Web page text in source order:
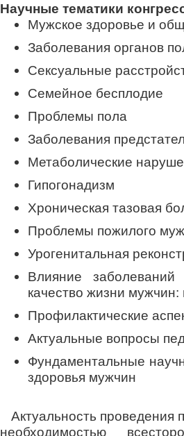
Научные тематики
Мужское здоровье и
Заболевания органов
Сексуальные
Семейное бесплодие
Проблемы пола
Заболевания
Метаболические
Гипогонадизм
Хроническая тазовая
Проблемы пожилого
Урогенитальная
Влияние
качество жизни
Профилактические
Актуальные вопросы
Фундаментальные
здоровья мужчин
Актуальность проведения
необходимостью